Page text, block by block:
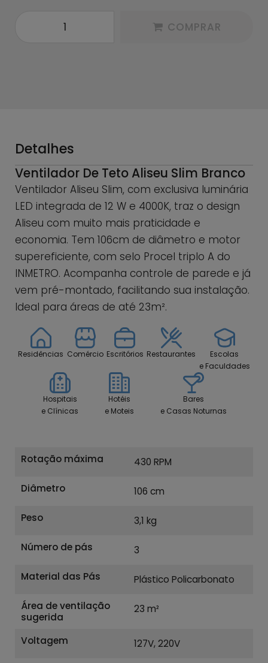
COMPRAR
Detalhes
Ventilador De Teto Aliseu Slim Branco
Ventilador Aliseu Slim, com exclusiva luminária
LED integrada de 12 W e 4000K, traz o design
Aliseu com muito mais praticidade e
economia. Tem 106cm de diâmetro e motor
supereficiente, com selo Procel triplo A do
INMETRO. Acompanha controle de parede e já
vem pré-montado, facilitando sua instalação.
Ideal para áreas de até 23m².
Residências Comércio Escritórios Restaurantes
Escolas
e Faculdades
Hospitais
e Clínicas
Hotéis
e Moteis
Bares
e Casas Noturnas
Rotação máxima 430 RPM
Diâmetro 106 cm
Peso 3,1 kg
Número de pás 3
Material das Pás Plástico Policarbonato
Área de ventilação
sugerida
23 m²
Voltagem 127V, 220V